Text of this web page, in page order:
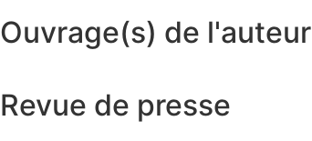
Ouvrage(s) de l'auteur
Revue de presse